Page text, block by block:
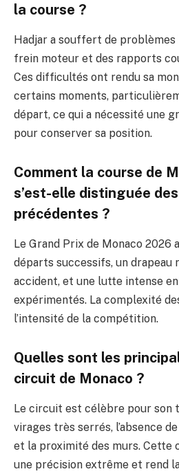
la course ?
Hadjar a souffert de problèmes
frein moteur et des rapports
Ces difficultés ont rendu sa
certains moments,
départ, ce qui a nécessité une
pour conserver sa position.
Comment la course de
s’est-elle distinguée
précédentes ?
Le Grand Prix de Monaco 2026
départs successifs, un drapeau
accident, et une lutte intense
expérimentés. La complexité
l’intensité de la compétition.
Quelles sont les
circuit de Monaco ?
Le circuit est célèbre pour son
virages très serrés, l’absence
et la proximité des murs. Cette
une précision extrême et rend